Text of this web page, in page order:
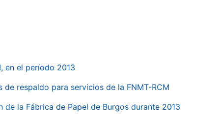
en el período 2013
respaldo para servicios de la FNMT-RCM
la Fábrica de Papel de Burgos durante 2013